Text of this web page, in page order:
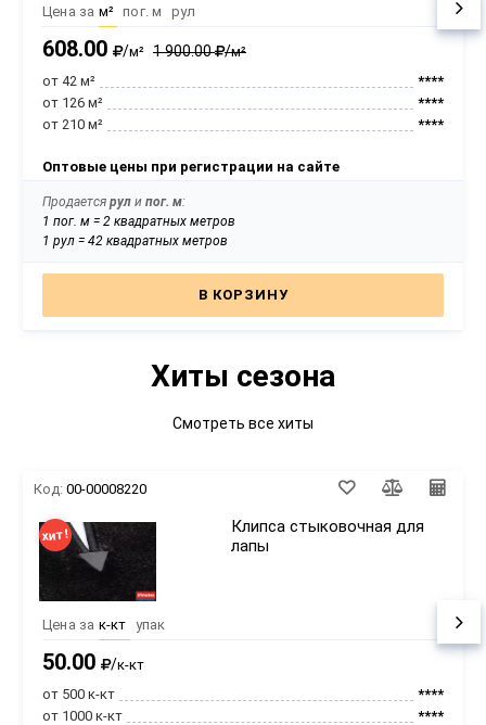
• Эстетика — имеет бархатистую, приятную на
ощупь матовую поверхность
• Удобство — легко режется, шьётся и хорошо
ложится на криволинейные поверхности
Цена за м² пог. м рул
608.00 /м² 1 900.00 /м²
от 42 м²
****
от 126 м²
****
от 210 м²
****
Оптовые цены при регистрации на сайте
Продается рул и пог. м:
1 пог. м = 2 квадратных метров
1 рул = 42 квадратных метров
В КОРЗИНУ
Хиты сезона
Смотреть все хиты
Код: 00-00008220
хит!
Клипса стыковочная для
лапы
Цена за к-кт упак
50.00 /к-кт
от 500 к-кт
****
от 1000 к-кт
****